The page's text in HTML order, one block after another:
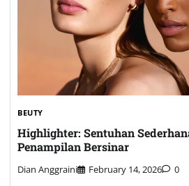
BEUTY
Highlighter: Sentuhan
Penampilan Bersinar
Dian Anggraini February 14, 2026 0